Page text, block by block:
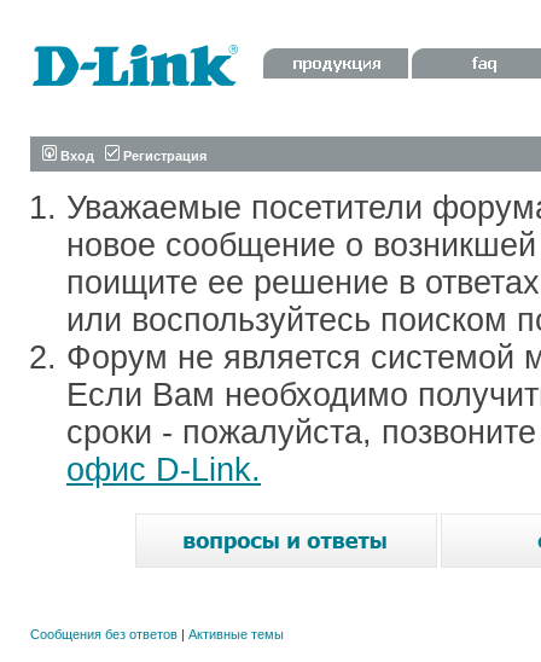
Вход Регистрация
Уважаемые посетители
новое сообщение о
поищите ее решение в
или воспользуйтесь поиском
Форум не является системой
Если Вам необходимо
сроки - пожалуйста,
офис D-Link.
Сообщения без ответов | Активные темы